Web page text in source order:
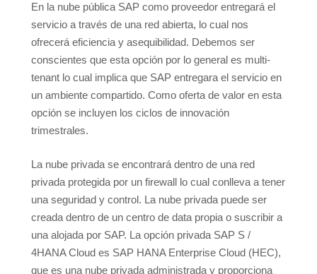
En la nube pública SAP como proveedor entregará el
servicio a través de una red abierta, lo cual nos
ofrecerá eficiencia y asequibilidad. Debemos ser
conscientes que esta opción por lo general es multi-
tenant lo cual implica que SAP entregara el servicio en
un ambiente compartido. Como oferta de valor en esta
opción se incluyen los ciclos de innovación
trimestrales.
La nube privada se encontrará dentro de una red
privada protegida por un firewall lo cual conlleva a tener
una seguridad y control. La nube privada puede ser
creada dentro de un centro de data propia o suscribir a
una alojada por SAP. La opción privada SAP S /
4HANA Cloud es SAP HANA Enterprise Cloud (HEC),
que es una nube privada administrada y proporciona